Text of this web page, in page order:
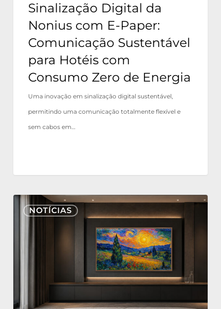
com
Consumo
Zero
Energia
Sinalização Digital da
Nonius com E-Paper:
Comunicação Sustentável
para Hotéis com
Consumo Zero de Energia
Uma inovação em sinalização digital sustentável,
permitindo uma comunicação totalmente flexível e
sem cabos em…
NOTÍCIAS
Nonius
TV+
Samsung